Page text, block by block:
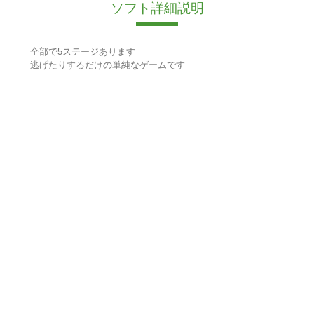
ソフト詳細説明
全部で5ステージあります
逃げたりするだけの単純なゲームです